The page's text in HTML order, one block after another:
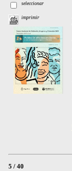
seleccionar
imprimir
5 / 40